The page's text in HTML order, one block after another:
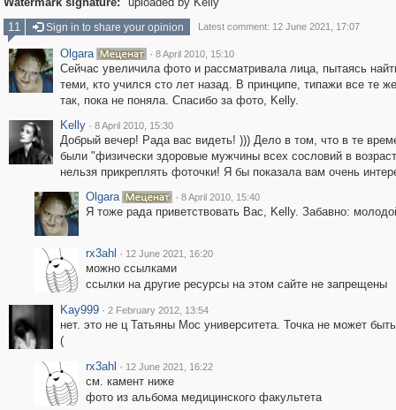
11
Sign in to share your opinion Latest comment: 12 June 2021, 17:07
Olgara · 8 April 2010, 15:10
Сейчас увеличила фото и рассматривала лица, пытаясь
теми, кто учился сто лет назад. В принципе, типажи все те
так, пока не поняла. Спасибо за фото, Kelly.
Kelly · 8 April 2010, 15:30
Добрый вечер! Рада вас видеть! ))) Дело в том, что в те
были "физически здоровые мужчины всех сословий в
нельзя прикреплять фоточки! Я бы показала вам очень
Olgara
· 8 April 2010, 15:40
Я тоже рада приветствовать Вас, Kelly. Забавно:
rx3ahl · 12 June 2021, 16:20
можно ссылками
ссылки на другие ресурсы на этом сайте не запрещены
Kay999 · 2 February 2012, 13:54
нет. это не ц Татьяны Мос университета. Точка не может
(
rx3ahl · 12 June 2021, 16:22
см. камент ниже
фото из альбома медицинского факультета